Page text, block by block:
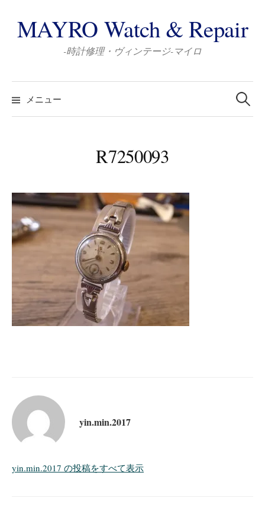
ン
テ
ス
キ
MAYRO Watch & Repair
-時計修理・ヴィンテージ-マイロ
メニュー
検
索:
R7250093
yin.min.2017
yin.min.2017 の投稿をすべて表示